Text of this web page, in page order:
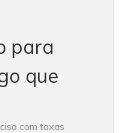
para
que
com taxas